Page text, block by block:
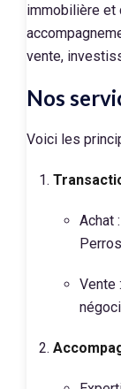
immobilière et
vente,
Nos
Voici les
Achat
Vente